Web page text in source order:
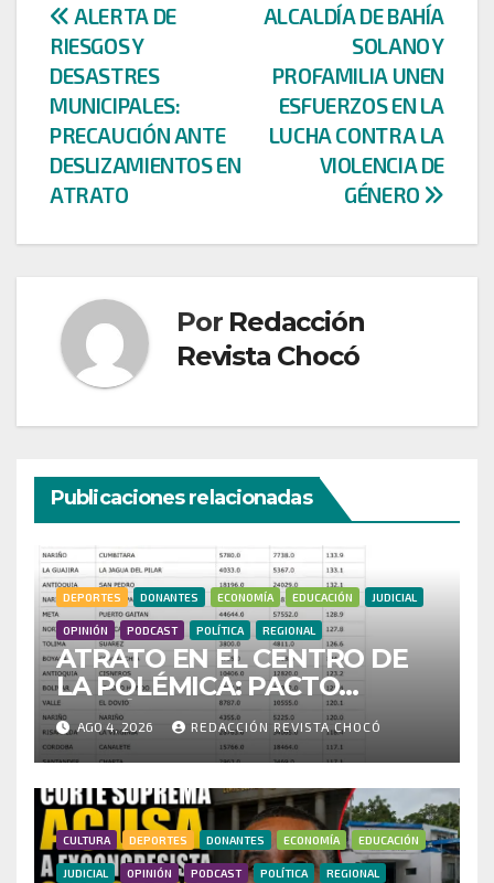
Navegación
de
entradas
ALCALDÍA DE BAHÍA
SOLANO Y
PROFAMILIA UNEN
ESFUERZOS EN LA
LUCHA CONTRA LA
VIOLENCIA DE
GÉNERO
ALERTA DE
RIESGOS Y
DESASTRES
MUNICIPALES:
PRECAUCIÓN ANTE
DESLIZAMIENTOS EN
ATRATO
Por Redacción
Revista Chocó
Publicaciones relacionadas
DEPORTES DONANTES ECONOMÍA EDUCACIÓN JUDICIAL
OPINIÓN PODCAST POLÍTICA REGIONAL
ATRATO EN EL CENTRO DE
LA POLÉMICA: PACTO
HISTÓRICO CUESTIONA
CENSO ELECTORAL Y PIDE
INVESTIGAR PRESUNTO
FRAUDE
AGO 4, 2026 REDACCIÓN REVISTA CHOCÓ
CULTURA DEPORTES DONANTES ECONOMÍA EDUCACIÓN
JUDICIAL OPINIÓN PODCAST POLÍTICA REGIONAL